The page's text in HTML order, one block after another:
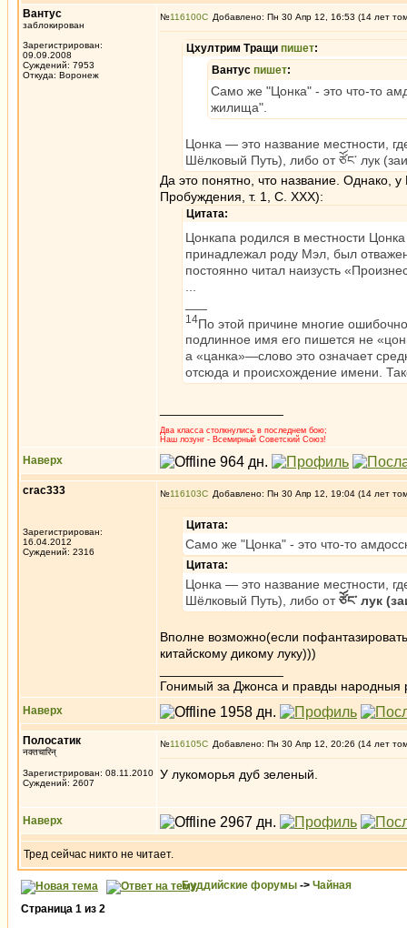
Вантус
заблокирован
Зарегистрирован:
09.09.2008
Суждений: 7953
Откуда: Воронеж
№116100 Добавлено: Пн 30 Апр 12, 16:53 (14 лет
Цхултрим Тращи пишет:
Вантус пишет:
Само же "Цонка" - это что-то
жилища".
Цонка — это название местности,
Шёлковый Путь), либо от ཙོང་ лук
Да это понятно, что название. Однако,
Пробуждения, т. 1, С. XXX):
Цитата:
Цонкапа родился в местности
принадлежал роду Мэл, был
постоянно читал наизусть
14По этой причине многие
подлинное имя его пишется не
а «цанка»—слово это означает
отсюда и происхождение имени.
Два класса столкнулись в последнем бою;
Наш лозунг - Всемирный Советский Союз!
Наверх
crac333
Зарегистрирован:
16.04.2012
Суждений: 2316
№116103 Добавлено: Пн 30 Апр 12, 19:04 (14 лет
Цитата:
Само же "Цонка" - это что-то
Цитата:
Цонка — это название местности,
Шёлковый Путь), либо отཙོང་ лук
Вполне возможно(если
китайскому дикому луку)))
Гонимый за Джонса и правды народныя
Наверх
Полосатик
नक्तचारिन्
Зарегистрирован: 08.11.2010
Суждений: 2607
№116105 Добавлено: Пн 30 Апр 12, 20:26 (14 лет
У лукоморья дуб зеленый.
Наверх
Тред сейчас никто не читает.
Буддийские форумы -> Чайная
Страница 1 из 2